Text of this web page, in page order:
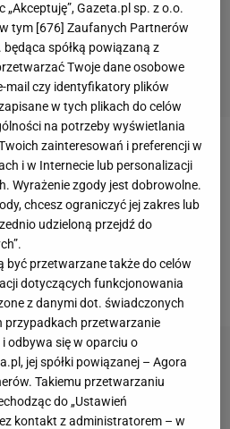
Wells i Miami, w których
oraz Danielle Collins.
się na korty ziemne, a
się w Europie.
mączce będzie miał
tego turnieju 23 kwietnia.
„Akceptuję”, Gazeta.pl sp. z o.o.
tym [676] Zaufanych Partnerów
będąca spółką powiązaną z
Twoje dane osobowe
mail czy identyfikatory plików
w tych plikach do celów
na potrzeby wyświetlania
zainteresowań i preferencji w
i w Internecie lub personalizacji
Wyrażenie zgody jest dobrowolne.
chcesz ograniczyć jej zakres lub
udzieloną przejdź do
być przetwarzane także do celów
dotyczących funkcjonowania
z danymi dot. świadczonych
przypadkach przetwarzanie
odbywa się w oparciu o
jej spółki powiązanej – Agora
Takiemu przetwarzaniu
do „Ustawień
kontakt z administratorem – w